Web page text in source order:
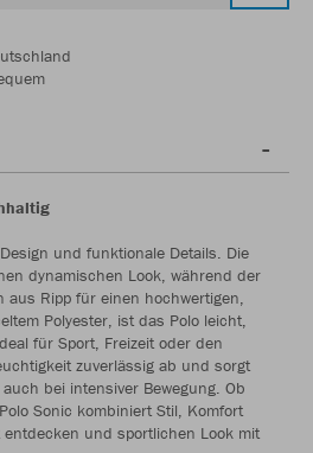
und funktionale Details. Die
dynamischen Look, während der
Ripp für einen hochwertigen,
Polyester, ist das Polo leicht,
für Sport, Freizeit oder den
zuverlässig ab und sorgt
bei intensiver Bewegung. Ob
Sonic kombiniert Stil, Komfort
und sportlichen Look mit